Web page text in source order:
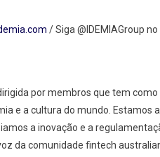
/ Siga @IDEMIAGroup
por membros que tem
e a cultura do mundo.
a inovação e a
da comunidade fintech